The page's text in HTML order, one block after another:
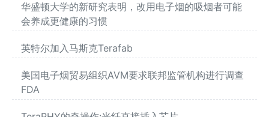
华盛顿大学的新研究表明，改用电子烟的吸烟者可能
会养成更健康的习惯
英特尔加入马斯克Terafab
美国电子烟贸易组织AVM要求联邦监管机构进行调查
FDA